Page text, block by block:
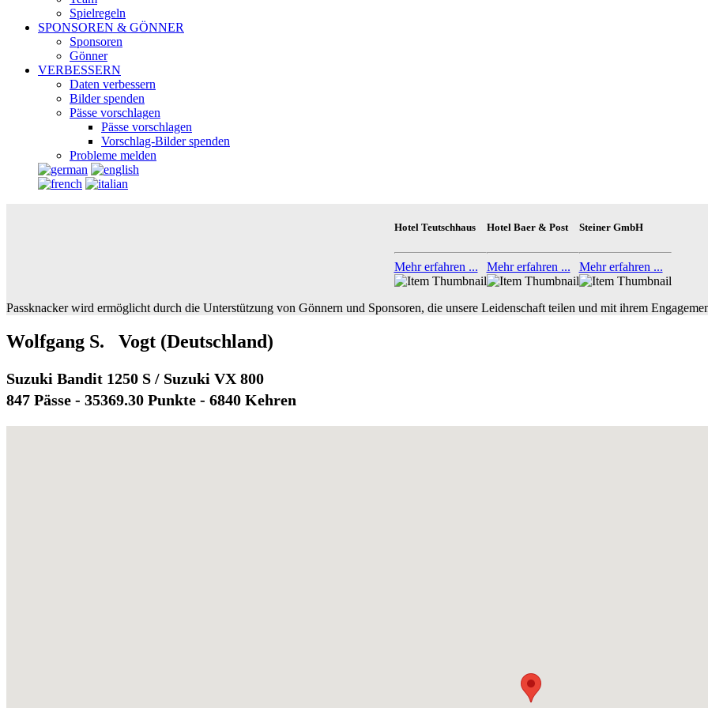
Spielregeln
SPONSOREN & GÖNNER
Sponsoren
Gönner
VERBESSERN
Daten verbessern
Bilder spenden
Pässe vorschlagen
Pässe vorschlagen
Vorschlag-Bilder spenden
Probleme melden
Hotel Teutschhaus
Mehr erfahren ...
Hotel Baer & Post
Mehr erfahren ...
Steiner GmbH
Mehr erfahren ...
Passknacker wird ermöglicht durch die Unterstützung von Gönnern und Sponsoren, die unsere Leidenschaft teilen und mit ihrem
Wolfgang S. Vogt (Deutschland)
Suzuki Bandit 1250 S / Suzuki VX 800
847 Pässe - 35369.30 Punkte - 6840 Kehren